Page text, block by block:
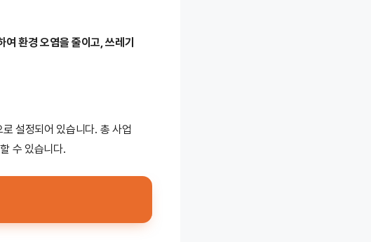
환경 오염을 줄이고, 쓰레기
로 설정되어 있습니다. 총 사업
할 수 있습니다.